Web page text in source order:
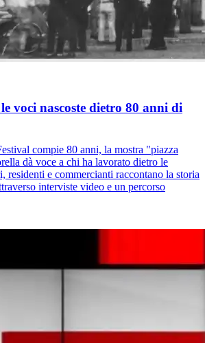
voci nascoste dietro 80 anni di
compie 80 anni, la mostra "piazza
dà voce a chi ha lavorato dietro le
residenti e commercianti raccontano la storia
interviste video e un percorso